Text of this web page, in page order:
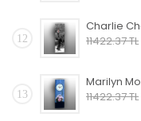
12
11422.37 TL
13
11422.37 TL